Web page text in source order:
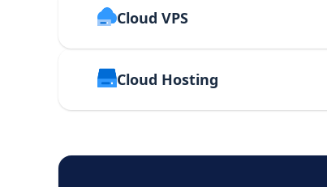
Cloud VPS
Cloud Hosting